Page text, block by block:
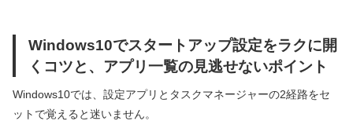
Windows10でスタートアップ設定をラクに開
くコツと、アプリ一覧の見逃せないポイント
Windows10では、設定アプリとタスクマネージャーの2経路をセ
ットで覚えると迷いません。